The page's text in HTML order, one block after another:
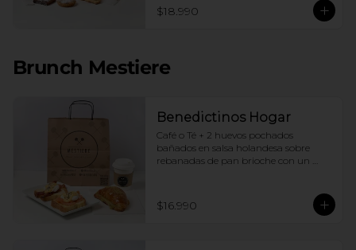
$18.990
Brunch Mestiere
Benedictinos Hogar
Café o Té + 2 huevos pochados
bañados en salsa holandesa sobre
rebanadas de pan brioche con un
$16.990